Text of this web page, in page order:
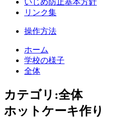
リンク集
操作方法
ホーム
学校の様子
全体
カテゴリ:全体
ホットケーキ作り